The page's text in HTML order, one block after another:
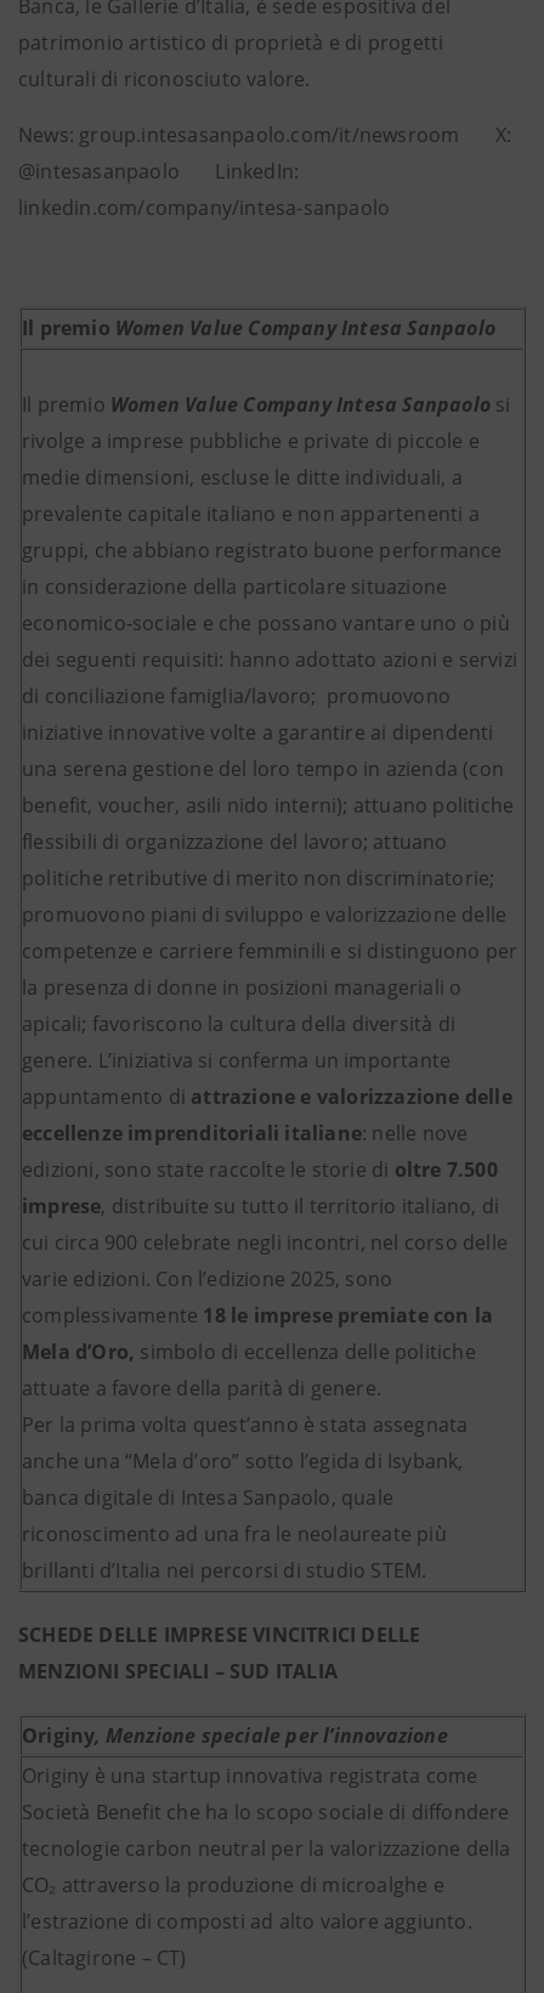
Banca, le Gallerie d’Italia, è sede espositiva del
patrimonio artistico di proprietà e di progetti
culturali di riconosciuto valore.
News: group.intesasanpaolo.com/it/newsroom X:
@intesasanpaolo LinkedIn:
linkedin.com/company/intesa-sanpaolo
Il premio Women Value Company Intesa Sanpaolo
Il premio Women Value Company Intesa Sanpaolo si
rivolge a imprese pubbliche e private di piccole e
medie dimensioni, escluse le ditte individuali, a
prevalente capitale italiano e non appartenenti a
gruppi, che abbiano registrato buone performance
in considerazione della particolare situazione
economico-sociale e che possano vantare uno o più
dei seguenti requisiti: hanno adottato azioni e servizi
di conciliazione famiglia/lavoro; promuovono
iniziative innovative volte a garantire ai dipendenti
una serena gestione del loro tempo in azienda (con
benefit, voucher, asili nido interni); attuano politiche
flessibili di organizzazione del lavoro; attuano
politiche retributive di merito non discriminatorie;
promuovono piani di sviluppo e valorizzazione delle
competenze e carriere femminili e si distinguono per
la presenza di donne in posizioni manageriali o
apicali; favoriscono la cultura della diversità di
genere. L’iniziativa si conferma un importante
appuntamento di attrazione e valorizzazione delle
eccellenze imprenditoriali italiane: nelle nove
edizioni, sono state raccolte le storie di oltre 7.500
imprese, distribuite su tutto il territorio italiano, di
cui circa 900 celebrate negli incontri, nel corso delle
varie edizioni. Con l’edizione 2025, sono
complessivamente 18 le imprese premiate con la
Mela d’Oro, simbolo di eccellenza delle politiche
attuate a favore della parità di genere.
Per la prima volta quest’anno è stata assegnata
anche una “Mela d’oro” sotto l’egida di Isybank,
banca digitale di Intesa Sanpaolo, quale
riconoscimento ad una fra le neolaureate più
brillanti d’Italia nei percorsi di studio STEM.
SCHEDE DELLE IMPRESE VINCITRICI DELLE
MENZIONI SPECIALI – SUD ITALIA
Originy, Menzione speciale per l’innovazione
Originy è una startup innovativa registrata come
Società Benefit che ha lo scopo sociale di diffondere
tecnologie carbon neutral per la valorizzazione della
CO₂ attraverso la produzione di microalghe e
l’estrazione di composti ad alto valore aggiunto.
(Caltagirone – CT)